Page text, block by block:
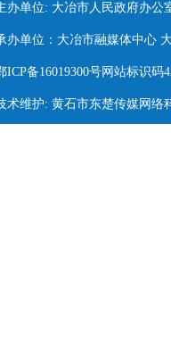
办单位: 大冶市人民政府办公
办单位：大冶市融媒体中心
ICP备16019300号网站标识码
术维护: 黄石市东楚传媒网络